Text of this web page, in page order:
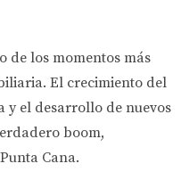
de los momentos más
El crecimiento del
y el desarrollo de nuevos
boom,
Cana.